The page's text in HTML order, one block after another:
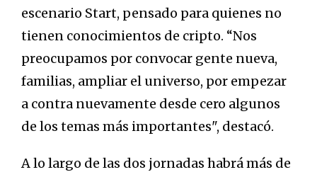
escenario Start, pensado para quienes no
tienen conocimientos de cripto. “Nos
preocupamos por convocar gente nueva,
familias, ampliar el universo, por empezar
a contra nuevamente desde cero algunos
de los temas más importantes", destacó.
A lo largo de las dos jornadas habrá más de